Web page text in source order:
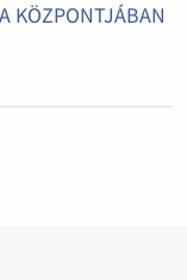
KÖZPONTJÁBAN